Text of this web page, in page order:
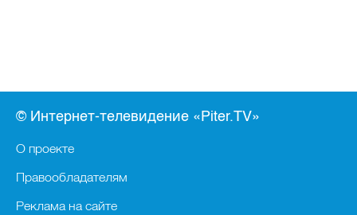
© Интернет-телевидение «Piter.TV»
О проекте
Правообладателям
Реклама на сайте